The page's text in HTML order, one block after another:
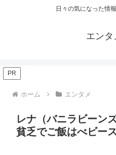
日々の気になった情
エンタ
PR
ホーム エンタメ
レナ（バニラビーン
貧乏でご飯はべビー